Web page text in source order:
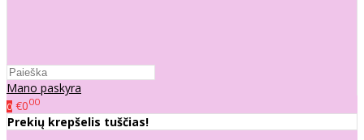
Mano paskyra
0 €000
Prekių krepšelis tuščias!